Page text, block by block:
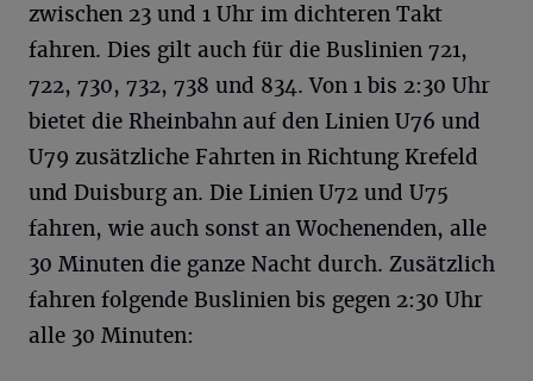
zwischen 23 und 1 Uhr im dichteren Takt
fahren. Dies gilt auch für die Buslinien 721,
722, 730, 732, 738 und 834. Von 1 bis 2:30 Uhr
bietet die Rheinbahn auf den Linien U76 und
U79 zusätzliche Fahrten in Richtung Krefeld
und Duisburg an. Die Linien U72 und U75
fahren, wie auch sonst an Wochenenden, alle
30 Minuten die ganze Nacht durch. Zusätzlich
fahren folgende Buslinien bis gegen 2:30 Uhr
alle 30 Minuten: